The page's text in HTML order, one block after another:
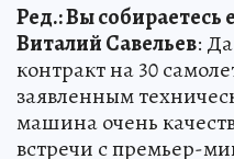
Ред.: Вы собираетесь
Виталий Савельев:
контракт на 30
заявленным
машина очень
встречи с премьер-